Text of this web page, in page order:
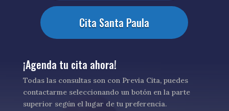
Cita Santa Paula
¡Agenda tu cita ahora!
Todas las consultas son con Previa Cita, puedes
contactarme seleccionando un botón en la parte
superior según el lugar de tu preferencia.